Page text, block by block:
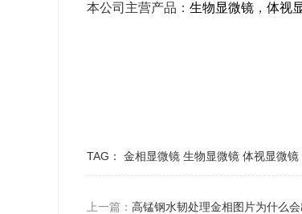
本公司主营产品： 生物显微镜 ， 体视
TAG： 金相显微镜 生物显微镜 体视显微镜
上一篇： 高锰钢水韧处理金相图片为什么会